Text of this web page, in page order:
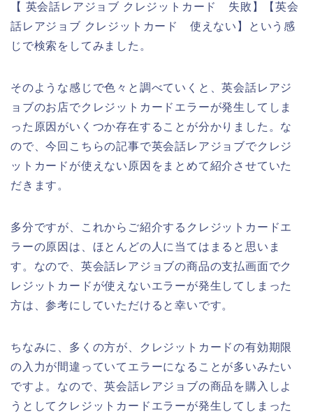
【 英会話レアジョブ クレジットカード 失敗】【英会
話レアジョブ クレジットカード 使えない】という感
じで検索をしてみました。
そのような感じで色々と調べていくと、英会話レアジ
ョブのお店でクレジットカードエラーが発生してしま
った原因がいくつか存在することが分かりました。な
ので、今回こちらの記事で英会話レアジョブでクレジ
ットカードが使えない原因をまとめて紹介させていた
だきます。
多分ですが、これからご紹介するクレジットカードエ
ラーの原因は、ほとんどの人に当てはまると思いま
す。なので、英会話レアジョブの商品の支払画面でク
レジットカードが使えないエラーが発生してしまった
方は、参考にしていただけると幸いです。
ちなみに、多くの方が、クレジットカードの有効期限
の入力が間違っていてエラーになることが多いみたい
ですよ。なので、英会話レアジョブの商品を購入しよ
うとしてクレジットカードエラーが発生してしまった